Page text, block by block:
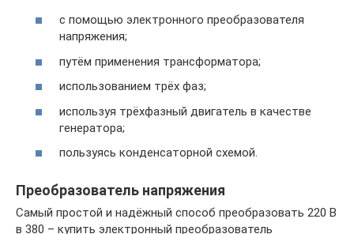
с помощью электронного преобразователя
напряжения;
путём применения трансформатора;
использованием трёх фаз;
используя трёхфазный двигатель в качестве
генератора;
пользуясь конденсаторной схемой.
Преобразователь напряжения
Самый простой и надёжный способ преобразовать 220 В
в 380 – купить электронный преобразователь